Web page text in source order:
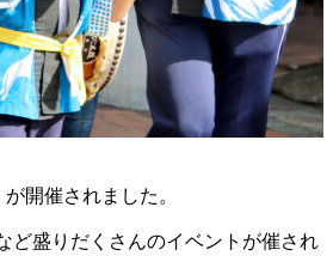
る。話したくなる。「Ayumi’s E
nglish Lesson」
春のお祝い特集 @島原半島
開催されました。
ど盛りだくさんのイベントが催され